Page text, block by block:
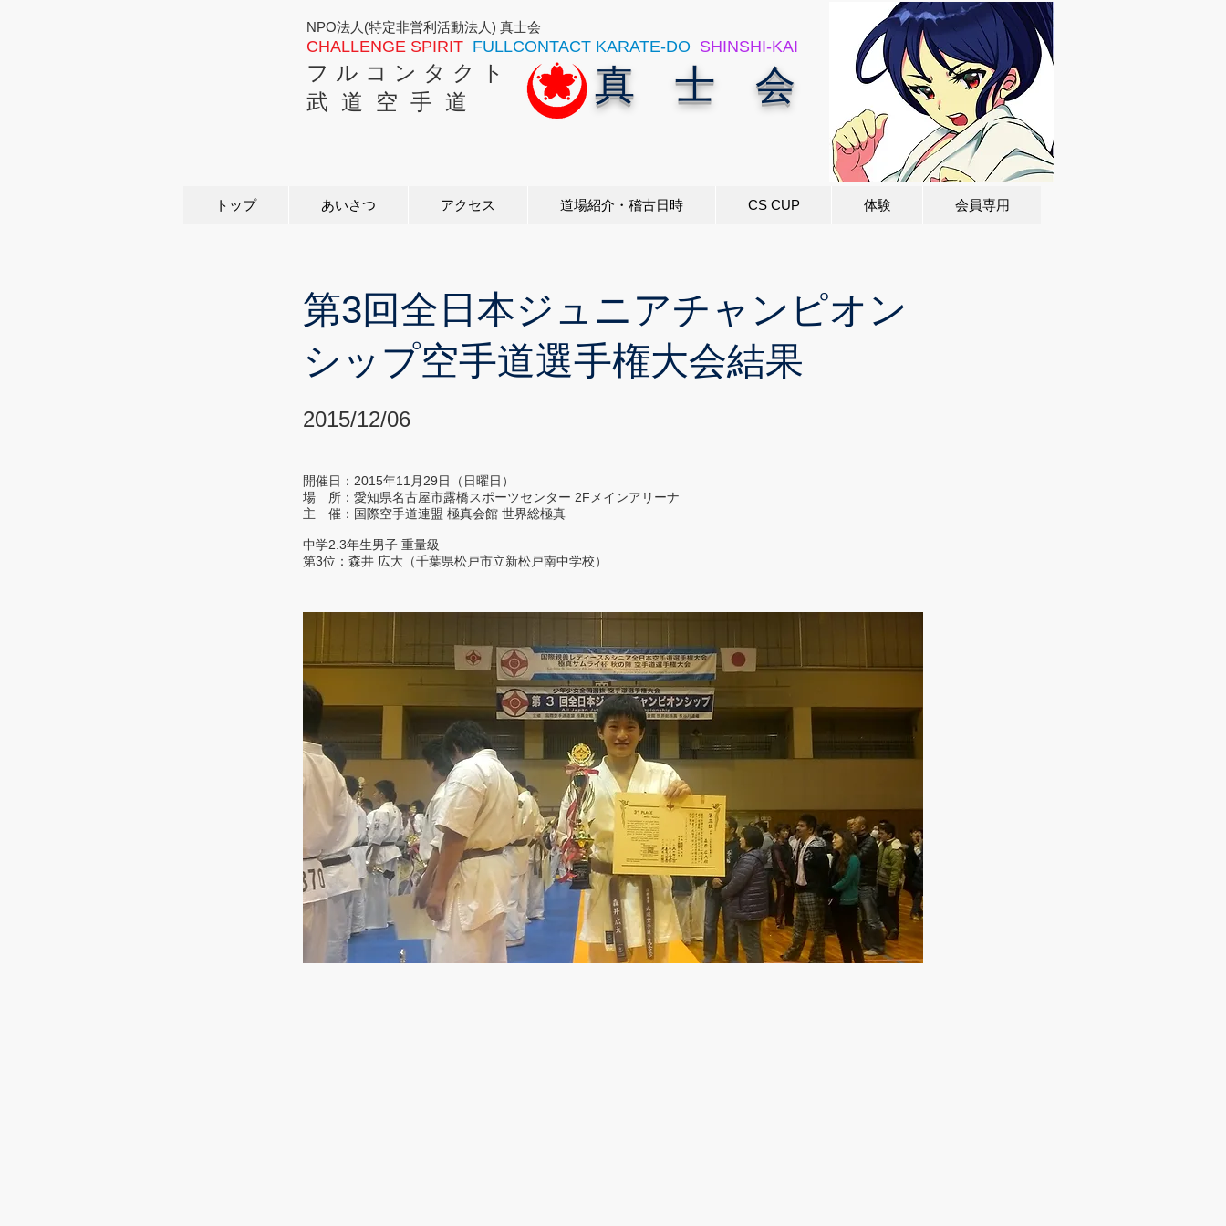
CHALLENGE SPIRIT FULLCONTACT KARATE-DO SHINSHI-KAI
フ ル コ ン タ ク ト
武 道 空 手 道
真 士 会
NPO法人(特定非営利活動法人) 真士会
トップ あいさつ アクセス 道場紹介・稽古日時 CS CUP 体験 会員専用
第3回全日本ジュニアチャンピオン
シップ空手道選手権大会結果
2015/12/06
開催日：2015年11月29日（日曜日）
場 所：愛知県名古屋市露橋スポーツセンター 2Fメインアリーナ
主 催：国際空手道連盟 極真会館 世界総極真
中学2.3年生男子 重量級
第3位：森井 広大（千葉県松戸市立新松戸南中学校）